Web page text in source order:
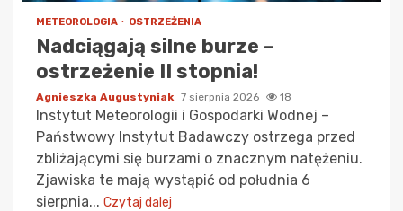
METEOROLOGIA OSTRZEŻENIA
Nadciągają silne burze –
ostrzeżenie II stopnia!
Agnieszka Augustyniak 7 sierpnia 2026 18
Instytut Meteorologii i Gospodarki Wodnej –
Państwowy Instytut Badawczy ostrzega przed
zbliżającymi się burzami o znacznym natężeniu.
Zjawiska te mają wystąpić od południa 6
sierpnia... Czytaj dalej